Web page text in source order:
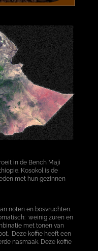
in de Bench Maji
Kosokol is de
met hun gezinnen
noten en bosvruchten.
weinig zuren en
met tonen van
Deze koffie heeft een
nasmaak. Deze koffie